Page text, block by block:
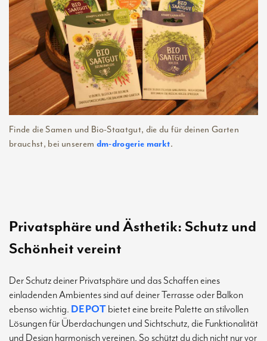
Finde die Samen und Bio-Staatgut, die du für deinen Garten
brauchst, bei unserem dm-drogerie markt.
Privatsphäre und Ästhetik: Schutz und
Schönheit vereint
Der Schutz deiner Privatsphäre und das Schaffen eines
einladenden Ambientes sind auf deiner Terrasse oder Balkon
ebenso wichtig. DEPOTbietet eine breite Palette an stilvollen
Lösungen für Überdachungen und Sichtschutz, die Funktionalität
und Design harmonisch vereinen. So schützt du dich nicht nur vor